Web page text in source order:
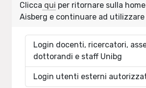
Clicca qui per ritornare sulla
Aisberg e continuare ad utilizzare
Login docenti, ricercatori,
dottorandi e staff Unibg
Login utenti esterni